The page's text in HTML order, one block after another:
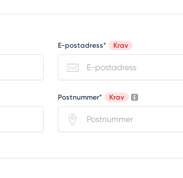
E-postadress* Krav
Postnummer* Krav